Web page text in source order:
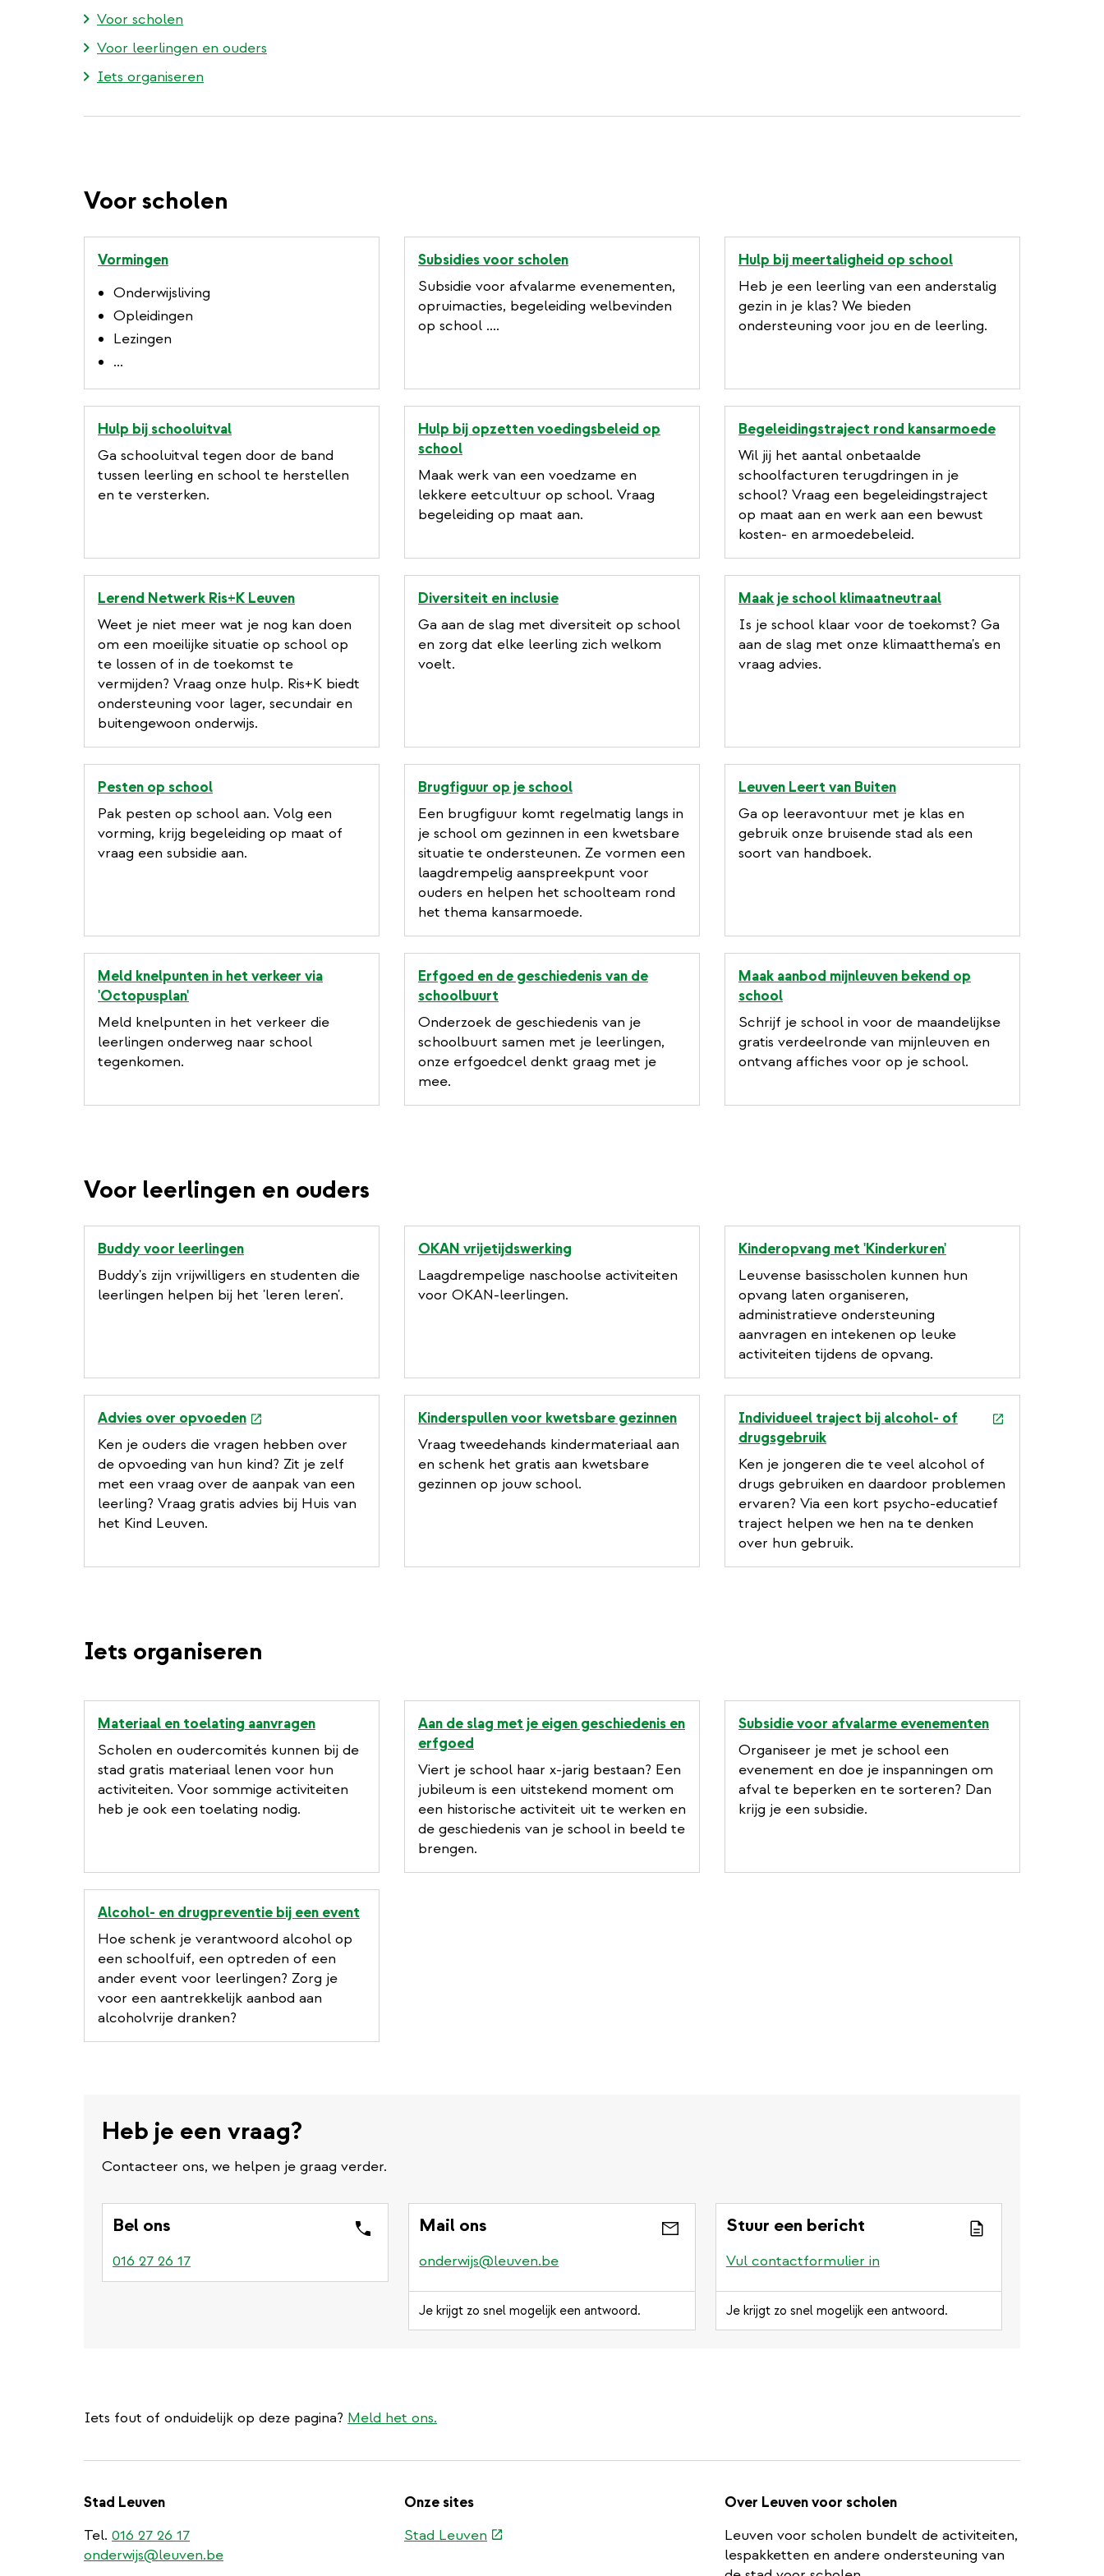
Voor scholen
Voor leerlingen en ouders
Iets organiseren
Voor scholen
Vormingen
Onderwijsliving
Opleidingen
Lezingen
...
Subsidies voor scholen
Subsidie voor afvalarme evenementen,
opruimacties, begeleiding welbevinden
op school ....
Hulp bij meertaligheid op school
Heb je een leerling van een anderstalig
gezin in je klas? We bieden
ondersteuning voor jou en de leerling.
Hulp bij schooluitval
Ga schooluitval tegen door de band
tussen leerling en school te herstellen
en te versterken.
Hulp bij opzetten voedingsbeleid op
school
Maak werk van een voedzame en
lekkere eetcultuur op school. Vraag
begeleiding op maat aan.
Begeleidingstraject rond kansarmoede
Wil jij het aantal onbetaalde
schoolfacturen terugdringen in je
school? Vraag een begeleidingstraject
op maat aan en werk aan een bewust
kosten- en armoedebeleid.
Lerend Netwerk Ris+K Leuven
Weet je niet meer wat je nog kan doen
om een moeilijke situatie op school op
te lossen of in de toekomst te
vermijden? Vraag onze hulp. Ris+K biedt
ondersteuning voor lager, secundair en
buitengewoon onderwijs.
Diversiteit en inclusie
Ga aan de slag met diversiteit op school
en zorg dat elke leerling zich welkom
voelt.
Maak je school klimaatneutraal
Is je school klaar voor de toekomst? Ga
aan de slag met onze klimaatthema's en
vraag advies.
Pesten op school
Pak pesten op school aan. Volg een
vorming, krijg begeleiding op maat of
vraag een subsidie aan.
Brugfiguur op je school
Een brugfiguur komt regelmatig langs in
je school om gezinnen in een kwetsbare
situatie te ondersteunen. Ze vormen een
laagdrempelig aanspreekpunt voor
ouders en helpen het schoolteam rond
het thema kansarmoede.
Leuven Leert van Buiten
Ga op leeravontuur met je klas en
gebruik onze bruisende stad als een
soort van handboek.
Meld knelpunten in het verkeer via
'Octopusplan'
Meld knelpunten in het verkeer die
leerlingen onderweg naar school
tegenkomen.
Erfgoed en de geschiedenis van de
schoolbuurt
Onderzoek de geschiedenis van je
schoolbuurt samen met je leerlingen,
onze erfgoedcel denkt graag met je
mee.
Maak aanbod mijnleuven bekend op
school
Schrijf je school in voor de maandelijkse
gratis verdeelronde van mijnleuven en
ontvang affiches voor op je school.
Voor leerlingen en ouders
Buddy voor leerlingen
Buddy's zijn vrijwilligers en studenten die
leerlingen helpen bij het 'leren leren'.
OKAN vrijetijdswerking
Laagdrempelige naschoolse activiteiten
voor OKAN-leerlingen.
Kinderopvang met 'Kinderkuren'
Leuvense basisscholen kunnen hun
opvang laten organiseren,
administratieve ondersteuning
aanvragen en intekenen op leuke
activiteiten tijdens de opvang.
Advies over opvoeden
e
x
r
n
Ken je ouders die vragen hebben over
de opvoeding van hun kind? Zit je zelf
met een vraag over de aanpak van een
leerling? Vraag gratis advies bij Huis van
het Kind Leuven.
Kinderspullen voor kwetsbare gezinnen
Vraag tweedehands kindermateriaal aan
en schenk het gratis aan kwetsbare
gezinnen op jouw school.
Individueel traject bij alcohol- of
drugsgebruik
e
x
t
e
n
Ken je jongeren die te veel alcohol of
drugs gebruiken en daardoor problemen
ervaren? Via een kort psycho-educatief
traject helpen we hen na te denken
over hun gebruik.
Iets organiseren
Materiaal en toelating aanvragen
Scholen en oudercomités kunnen bij de
stad gratis materiaal lenen voor hun
activiteiten. Voor sommige activiteiten
heb je ook een toelating nodig.
Aan de slag met je eigen geschiedenis en
erfgoed
Viert je school haar x-jarig bestaan? Een
jubileum is een uitstekend moment om
een historische activiteit uit te werken en
de geschiedenis van je school in beeld te
brengen.
Subsidie voor afvalarme evenementen
Organiseer je met je school een
evenement en doe je inspanningen om
afval te beperken en te sorteren? Dan
krijg je een subsidie.
Alcohol- en drugpreventie bij een event
Hoe schenk je verantwoord alcohol op
een schoolfuif, een optreden of een
ander event voor leerlingen? Zorg je
voor een aantrekkelijk aanbod aan
alcoholvrije dranken?
Heb je een vraag?
Contacteer ons, we helpen je graag verder.
Bel ons
016 27 26 17
Mail ons
onderwijs@leuven.be
Je krijgt zo snel mogelijk een antwoord.
Stuur een bericht
Vul contactformulier in
Je krijgt zo snel mogelijk een antwoord.
Iets fout of onduidelijk op deze pagina? Meld het ons.
Stad Leuven
Tel. 016 27 26 17
onderwijs@leuven.be
Onze sites
Stad Leuven (externe
Over Leuven voor scholen
Leuven voor scholen bundelt de activiteiten,
lespakketten en andere ondersteuning van